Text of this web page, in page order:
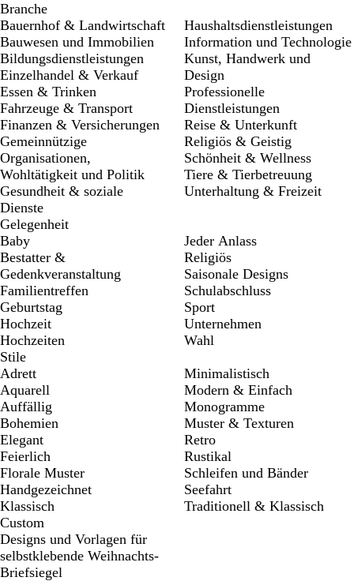
Branche
Bauernhof & Landwirtschaft
Bauwesen und Immobilien
Bildungsdienstleistungen
Einzelhandel & Verkauf
Essen & Trinken
Fahrzeuge & Transport
Finanzen & Versicherungen
Gemeinnützige
Organisationen,
Wohltätigkeit und Politik
Gesundheit & soziale
Dienste
Haushaltsdienstleistungen
Information und Technologie
Kunst, Handwerk und
Design
Professionelle
Dienstleistungen
Reise & Unterkunft
Religiös & Geistig
Schönheit & Wellness
Tiere & Tierbetreuung
Unterhaltung & Freizeit
Gelegenheit
Baby
Bestatter &
Gedenkveranstaltung
Familientreffen
Geburtstag
Hochzeit
Hochzeiten
Jeder Anlass
Religiös
Saisonale Designs
Schulabschluss
Sport
Unternehmen
Wahl
Stile
Adrett
Aquarell
Auffällig
Bohemien
Elegant
Feierlich
Florale Muster
Handgezeichnet
Klassisch
Minimalistisch
Modern & Einfach
Monogramme
Muster & Texturen
Retro
Rustikal
Schleifen und Bänder
Seefahrt
Traditionell & Klassisch
Custom
Designs und Vorlagen für
selbstklebende Weihnachts-
Briefsiegel